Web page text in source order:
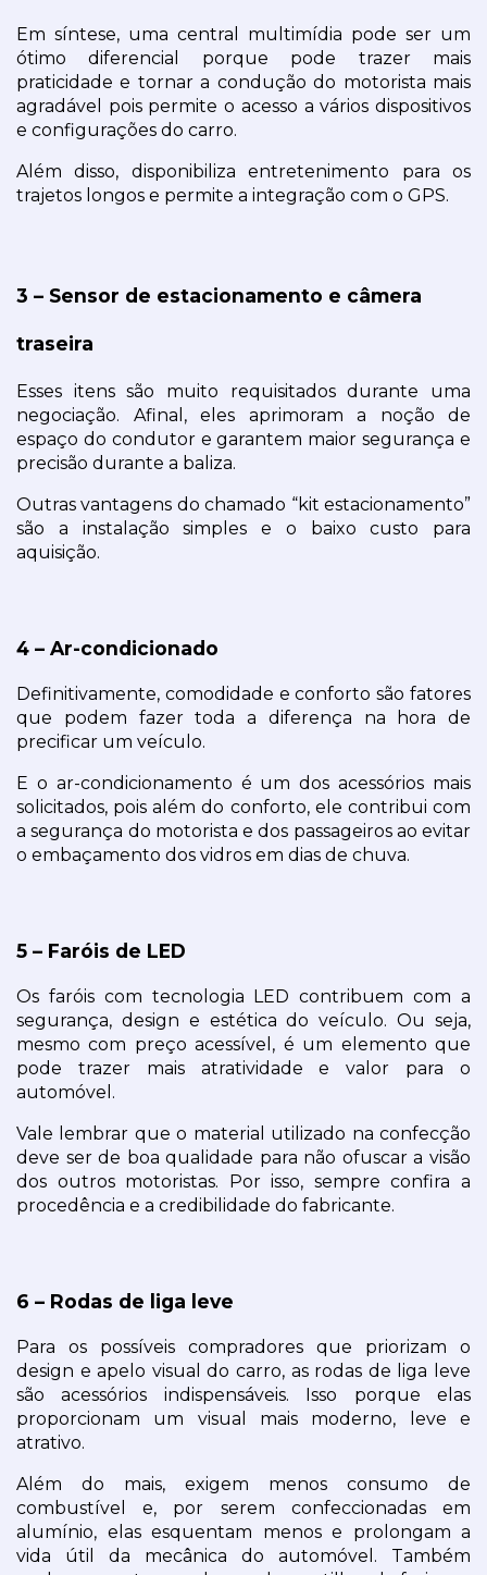
Em síntese, uma central multimídia pode ser um
ótimo diferencial porque pode trazer mais
praticidade e tornar a condução do motorista mais
agradável pois permite o acesso a vários dispositivos
e configurações do carro.
Além disso, disponibiliza entretenimento para os
trajetos longos e permite a integração com o GPS.
3 – Sensor de estacionamento e câmera
traseira
Esses itens são muito requisitados durante uma
negociação. Afinal, eles aprimoram a noção de
espaço do condutor e garantem maior segurança e
precisão durante a baliza.
Outras vantagens do chamado “kit estacionamento”
são a instalação simples e o baixo custo para
aquisição.
4 – Ar-condicionado
Definitivamente, comodidade e conforto são fatores
que podem fazer toda a diferença na hora de
precificar um veículo.
E o ar-condicionamento é um dos acessórios mais
solicitados, pois além do conforto, ele contribui com
a segurança do motorista e dos passageiros ao evitar
o embaçamento dos vidros em dias de chuva.
5 – Faróis de LED
Os faróis com tecnologia LED contribuem com a
segurança, design e estética do veículo. Ou seja,
mesmo com preço acessível, é um elemento que
pode trazer mais atratividade e valor para o
automóvel.
Vale lembrar que o material utilizado na confecção
deve ser de boa qualidade para não ofuscar a visão
dos outros motoristas. Por isso, sempre confira a
procedência e a credibilidade do fabricante.
6 – Rodas de liga leve
Para os possíveis compradores que priorizam o
design e apelo visual do carro, as rodas de liga leve
são acessórios indispensáveis. Isso porque elas
proporcionam um visual mais moderno, leve e
atrativo.
Além do mais, exigem menos consumo de
combustível e, por serem confeccionadas em
alumínio, elas esquentam menos e prolongam a
vida útil da mecânica do automóvel. Também